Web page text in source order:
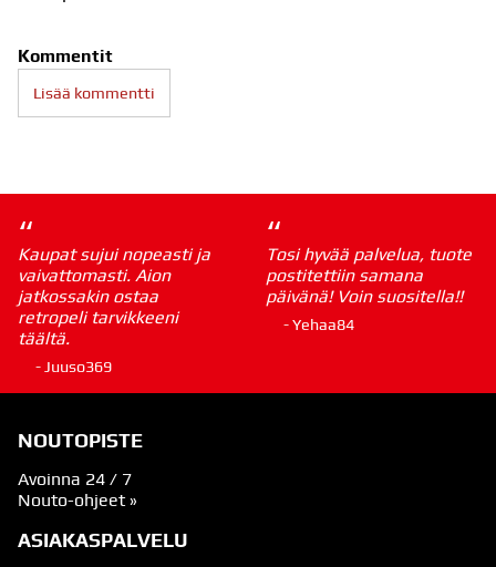
Kommentit
Lisää kommentti
“
Kaupat sujui nopeasti ja
vaivattomasti. Aion
jatkossakin ostaa
retropeli tarvikkeeni
täältä.
- Juuso369
“
Tosi hyvää palvelua, tuote
postitettiin samana
päivänä! Voin suositella!!
- Yehaa84
NOUTOPISTE
Avoinna 24 / 7
Nouto-ohjeet »
ASIAKASPALVELU